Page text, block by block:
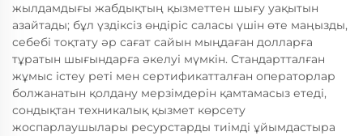
жылдамдығы жабдықтың қызметтен шығу уақытын
азайтады; бұл үздіксіз өндіріс саласы үшін өте маңызды,
себебі тоқтату әр сағат сайын мыңдаған долларға
тұратын шығындарға әкелуі мүмкін. Стандартталған
жұмыс істеу реті мен сертификатталған операторлар
болжанатын қолдану мерзімдерін қамтамасыз етеді,
сондықтан техникалық қызмет көрсету
жоспарлаушылары ресурстарды тиімді ұйымдастыра